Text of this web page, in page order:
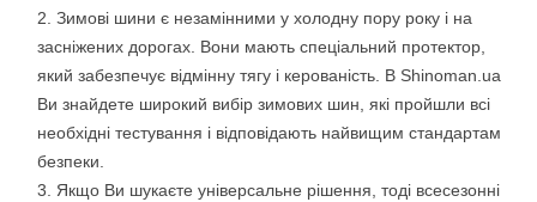
Зимові шини є незамінними у холодну пору року і на
засніжених дорогах. Вони мають спеціальний протектор,
який забезпечує відмінну тягу і керованість. В Shinoman.ua
Ви знайдете широкий вибір зимових шин, які пройшли всі
необхідні тестування і відповідають найвищим стандартам
безпеки.
Якщо Ви шукаєте універсальне рішення, тоді всесезонні